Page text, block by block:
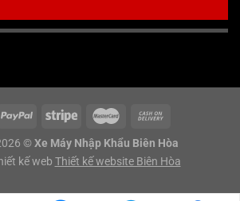
© Xe Máy Nhập Khẩu Biên Hòa
kế web Thiết kế website Biên Hòa